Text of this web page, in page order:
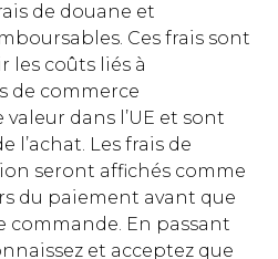
de douane et
Ces frais sont
les coûts liés à
de commerce
dans l’UE et sont
l’achat. Les frais de
seront affichés comme
du paiement avant que
commande. En passant
et acceptez que